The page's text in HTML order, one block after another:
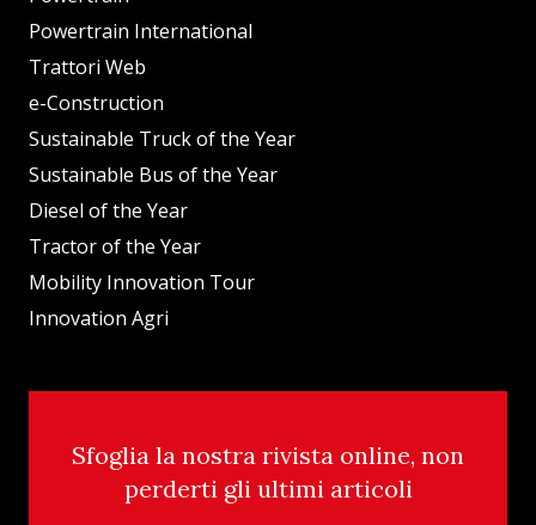
Powertrain International
Trattori Web
e-Construction
Sustainable Truck of the Year
Sustainable Bus of the Year
Diesel of the Year
Tractor of the Year
Mobility Innovation Tour
Innovation Agri
Sfoglia la nostra rivista online, non
perderti gli ultimi articoli